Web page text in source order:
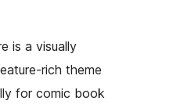
is a visually
rich theme
for comic book